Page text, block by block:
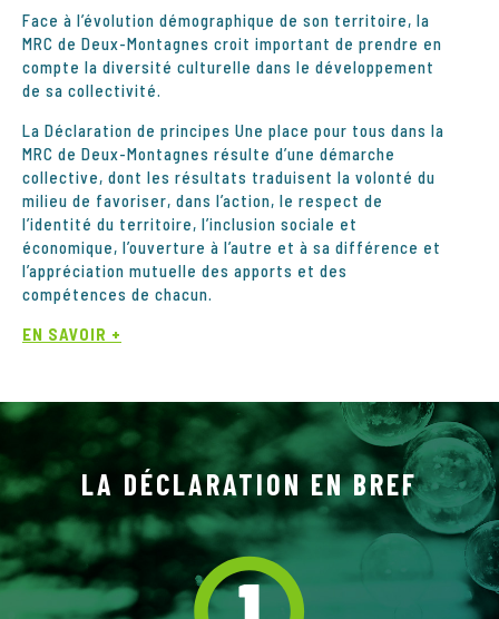
Face à l’évolution démographique de son territoire, la
MRC de Deux-Montagnes croit important de prendre en
compte la diversité culturelle dans le développement
de sa collectivité.
La Déclaration de principes Une place pour tous dans la
MRC de Deux-Montagnes résulte d’une démarche
collective, dont les résultats traduisent la volonté du
milieu de favoriser, dans l’action, le respect de
l’identité du territoire, l’inclusion sociale et
économique, l’ouverture à l’autre et à sa différence et
l’appréciation mutuelle des apports et des
compétences de chacun.
EN SAVOIR +
LA DÉCLARATION EN BREF